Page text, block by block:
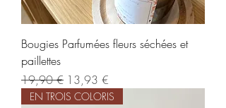
Bougies Parfumées fleurs séchées et
paillettes
Prix original
19,90 € Prix promotionnel
13,93 €
EN TROIS COLORIS